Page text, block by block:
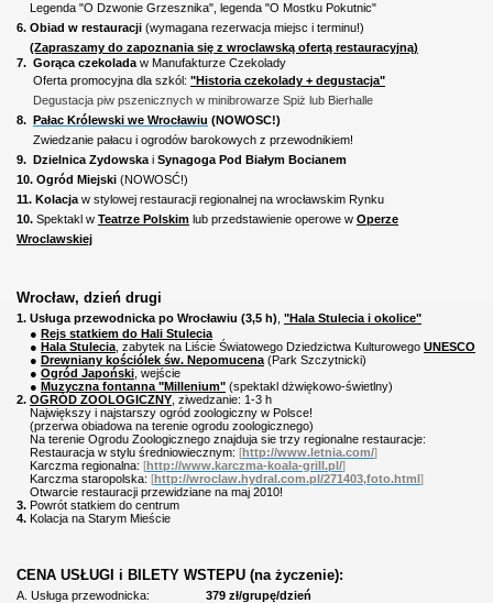
Legenda "O Dzwonie Grzesznika", legenda "O Mostku Pokutnic"
6. Obiad w restauracji (wymagana rezerwacja miejsc i terminu!)
(Zapraszamy do zapoznania się z wroclawską ofertą restauracyjną)
7. Gorąca czekolada w Manufakturze Czekolady
Oferta promocyjna dla szkól: "Historia czekolady + degustacja"
Degustacja piw pszenicznych w minibrowarze Spiż lub Bierhalle
8. Pałac Królewski we Wrocławiu (NOWOSC!)
Zwiedzanie pałacu i ogrodów barokowych z przewodnikiem!
9. Dzielnica Zydowska i Synagoga Pod Białym Bocianem
10. Ogród Miejski (NOWOSĆ!)
11. Kolacja w stylowej restauracji regionalnej na wrocławskim Rynku
10. Spektakl w Teatrze Polskim lub przedstawienie operowe w Operze
Wroclawskiej
Wrocław, dzień drugi
1. Usługa przewodnicka po Wrocławiu (3,5 h) "Hala Stulecia i okolice"
● Rejs statkiem do Hali Stulecia
● Hala Stulecia , zabytek na Liście Światowego Dziedzictwa Kulturowego UNESCO
● Drewniany kościólek św. Nepomucena (Park Szczytnicki)
● Ogród Japoński , wejście
● Muzyczna fontanna "Millenium" (spektakl dżwiękowo-świetlny)
2. OGRÓD ZOOLOGICZNY , ziwedzanie: 1-3 h
Największy i najstarszy ogród zoologiczny w Polsce!
(przerwa obiadowa na terenie ogrodu zoologicznego)
Na terenie Ogrodu Zoologicznego znajduja sie trzy regionalne restauracje:
Restauracja w stylu średniowiecznym: [http://www.letnia.com/]
Karczma regionalna: [http://www.karczma-koala-grill.pl/]
Karczma staropolska: [http://wroclaw.hydral.com.pl/271403,foto.html]
Otwarcie restauracji przewidziane na maj 2010!
3. Powrót statkiem do centrum
4. Kolacja na Starym Mieście
CENA USŁUGI i BILETY WSTEPU (na życzenie):
A. Usługa przewodnicka: 379 zł/grupę/dzień